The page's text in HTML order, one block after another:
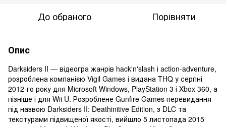
До обраного Порівняти
Опис
Darksiders II — відеогра жанрів hack'n'slash і action-adventure,
розроблена компанією Vigil Games і видана THQ у серпні
2012-го року для Microsoft Windows, PlayStation 3 і Xbox 360, а
пізніше і для Wii U. Розроблене Gunfire Games перевидання
під назвою Darksiders II: Deathinitive Edition, з DLC та
текстурами підвищеної якості, вийшло 5 листопада 2015